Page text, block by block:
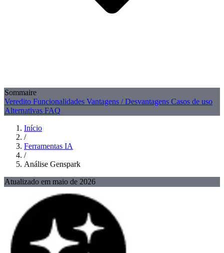
Sommaire
Veredito Funcionalidades Vantagens / Desvantagens Casos de uso
Alternativas FAQ
Início
/
Ferramentas IA
/
Análise Genspark
Atualizado em maio de 2026